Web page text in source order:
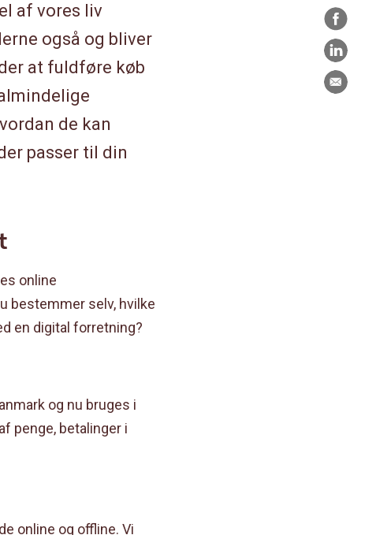
Facebook
LinkedIn
E-
mail
af vores liv
også og bliver
at fuldføre køb
de kan
passer til din
online
bestemmer selv, hvilke
en digital forretning?
og nu bruges i
penge, betalinger i
online og offline. Vi